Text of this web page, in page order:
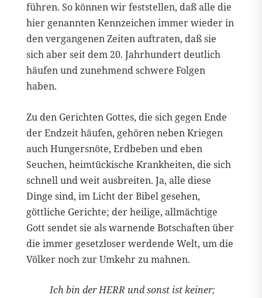
führen. So können wir feststellen, daß alle die
hier genannten Kennzeichen immer wieder in
den vergangenen Zeiten auftraten, daß sie
sich aber seit dem 20. Jahrhundert deutlich
häufen und zunehmend schwere Folgen
haben.
Zu den Gerichten Gottes, die sich gegen Ende
der Endzeit häufen, gehören neben Kriegen
auch Hungersnöte, Erdbeben und eben
Seuchen, heimtückische Krankheiten, die sich
schnell und weit ausbreiten. Ja, alle diese
Dinge sind, im Licht der Bibel gesehen,
göttliche Gerichte; der heilige, allmächtige
Gott sendet sie als warnende Botschaften über
die immer gesetzloser werdende Welt, um die
Völker noch zur Umkehr zu mahnen.
Ich bin der HERR und sonst ist keiner;